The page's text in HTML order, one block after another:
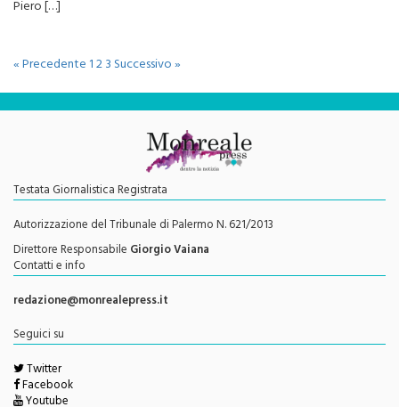
Testata Giornalistica Registrata
Autorizzazione del Tribunale di Palermo N. 621/2013
Direttore ResponsabileGiorgio Vaiana
Contatti e info
redazione@monrealepress.it
Twitter
Facebook
Youtube
Feed RSS